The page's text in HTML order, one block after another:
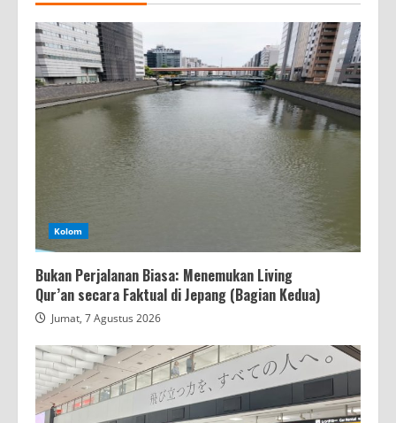
Kolom
Bukan Perjalanan Biasa: Menemukan Living
Qur’an secara Faktual di Jepang (Bagian Kedua)
Jumat, 7 Agustus 2026